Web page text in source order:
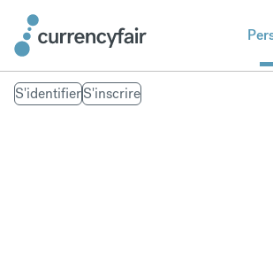
S'identifierS'inscrire